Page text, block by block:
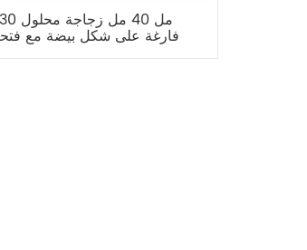
30 مل 40 مل زجاجة محلول
فارغة على شكل بيضة مع
فوهة